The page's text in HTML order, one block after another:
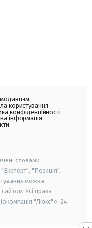
користування
конфіденційності
інформація
словами
"Позиція".
можна
Усі права
"Люкс"», 24